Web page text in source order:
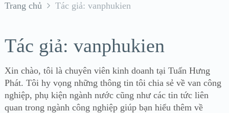
Trang chủ Tác giả: vanphukien
Tác giả: vanphukien
Xin chào, tôi là chuyên viên kinh doanh tại Tuấn Hưng
Phát. Tôi hy vọng những thông tin tôi chia sẻ về van công
nghiệp, phụ kiện ngành nước cũng như các tin tức liên
quan trong ngành công nghiệp giúp bạn hiểu thêm về